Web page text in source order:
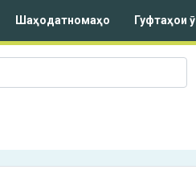
Шаҳодатномаҳо Гуфтаҳои ӯ